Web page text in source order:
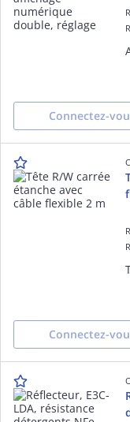
Connectez-
Connectez-